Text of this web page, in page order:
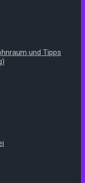
und Tipps